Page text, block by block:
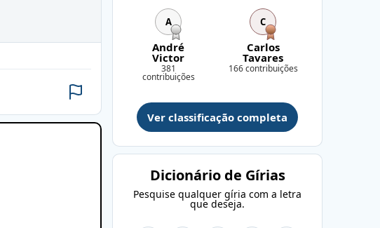
A
André
Victor
381
contribuições
C
Carlos
Tavares
166 contribuições
Ver classificação completa
Dicionário de Gírias
Pesquise qualquer gíria com a letra
que deseja.